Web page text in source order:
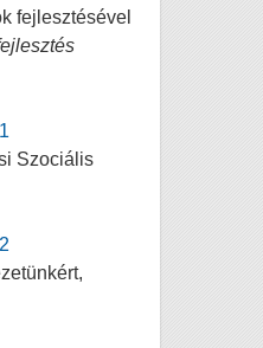
fejlesztésével
Szociális